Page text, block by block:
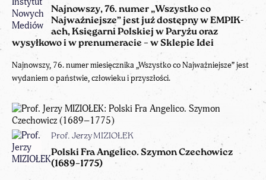
Najnowszy, 76. numer „Wszystko co
Najważniejsze” jest już dostępny w EMPIK-
ach, Księgarni Polskiej w Paryżu oraz
wysyłkowo i w prenumeracie – w Sklepie Idei
Najnowszy, 76. numer miesięcznika „Wszystko co Najważniejsze” jest
wydaniem o państwie, człowieku i przyszłości.
Prof. Jerzy MIZIOŁEK
Polski Fra Angelico. Szymon Czechowicz
(1689–1775)